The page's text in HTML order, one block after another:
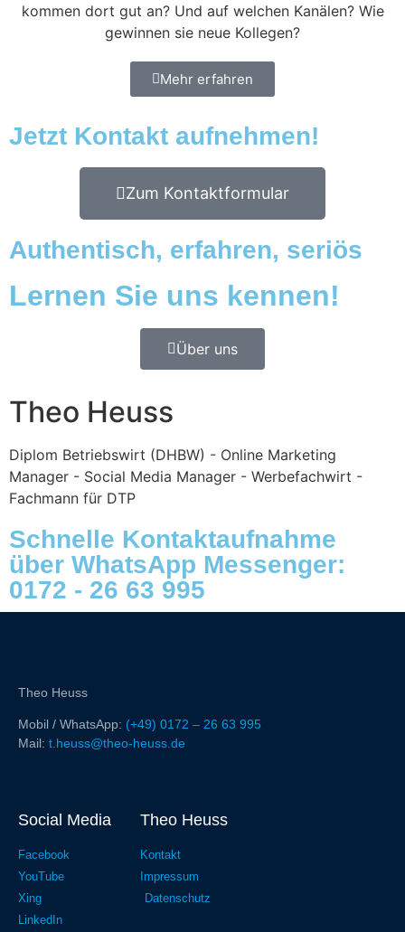
kommen dort gut an? Und auf welchen Kanälen? Wie
gewinnen sie neue Kollegen?
Mehr erfahren
Jetzt Kontakt aufnehmen!
Zum Kontaktformular
Theo Heuss
Diplom Betriebswirt (DHBW) - Online Marketing
Manager - Social Media Manager - Werbefachwirt -
Fachmann für DTP
Authentisch, erfahren, seriös
Lernen Sie uns kennen!
Über uns
Schnelle Kontaktaufnahme
über WhatsApp Messenger:
0172 - 26 63 995
Theo Heuss
Mobil / WhatsApp: (+49) 0172 – 26 63 995
Mail: t.heuss@theo-heuss.de
Social Media
Facebook
YouTube
Xing
LinkedIn
Theo Heuss
Kontakt
Impressum
Datenschutz